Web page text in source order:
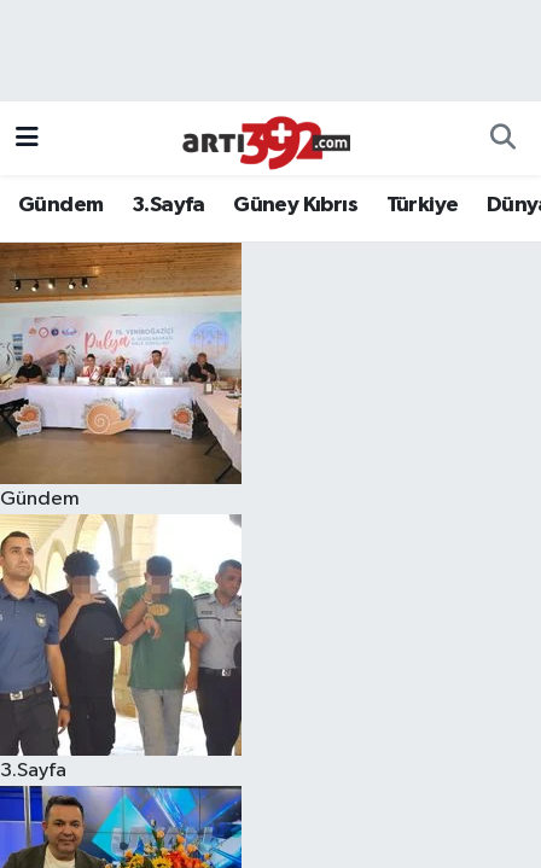
Gündem 3.Sayfa Güney Kıbrıs Türkiye
Gündem
3.Sayfa